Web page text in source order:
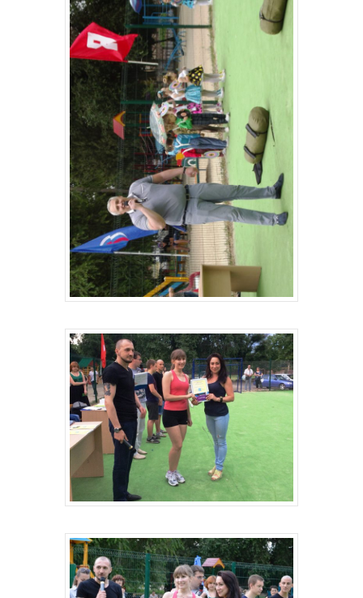
Структура
Контакты